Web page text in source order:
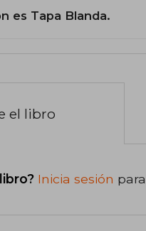
es Tapa Blanda.
el libro
Inicia sesión